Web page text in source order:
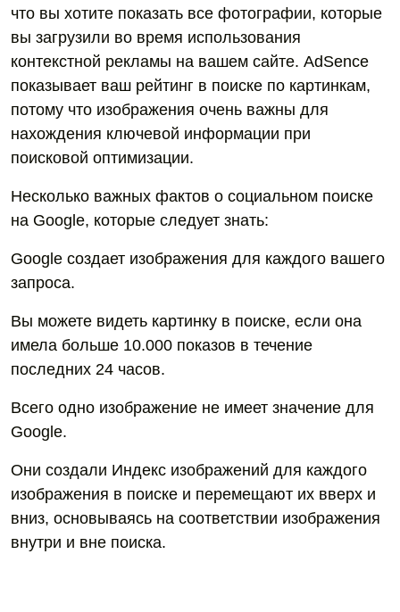
что вы хотите показать все фотографии, которые
вы загрузили во время использования
контекстной рекламы на вашем сайте. AdSence
показывает ваш рейтинг в поиске по картинкам,
потому что изображения очень важны для
нахождения ключевой информации при
поисковой оптимизации.
Несколько важных фактов о социальном поиске
на Google, которые следует знать:
Google создает изображения для каждого вашего
запроса.
Вы можете видеть картинку в поиске, если она
имела больше 10.000 показов в течение
последних 24 часов.
Всего одно изображение не имеет значение для
Google.
Они создали Индекс изображений для каждого
изображения в поиске и перемещают их вверх и
вниз, основываясь на соответствии изображения
внутри и вне поиска.